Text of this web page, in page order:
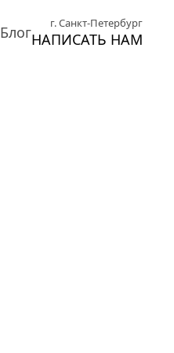
Блог г. Санкт-Петербург
НАПИСАТЬ НАМ